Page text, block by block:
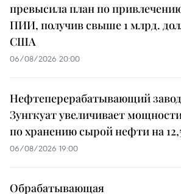
превысила план по
ПИИ, получив свыше 1 млрд.
США
06/08/2026 20:00
Нефтеперерабатывающий завод
Зунгкуат увеличивает
по хранению сырой нефти на
06/08/2026 19:00
Обрабатывающая